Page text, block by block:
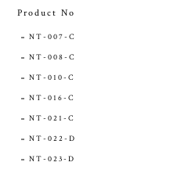
Product No
NT-007-C
NT-008-C
NT-010-C
NT-016-C
NT-021-C
NT-022-D
NT-023-D